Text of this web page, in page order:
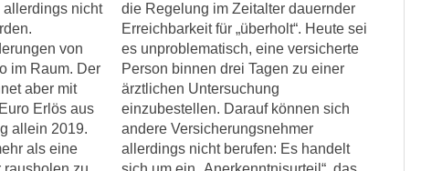
allerdings nicht
von
im Raum. Der
aber mit
Erlös aus
allein 2019.
als eine
die Regelung im Zeitalter dauernder
Erreichbarkeit für „überholt“. Heute sei
es unproblematisch, eine versicherte
Person binnen drei Tagen zu einer
ärztlichen Untersuchung
einzubestellen. Darauf können sich
andere Versicherungsnehmer
allerdings nicht berufen: Es handelt